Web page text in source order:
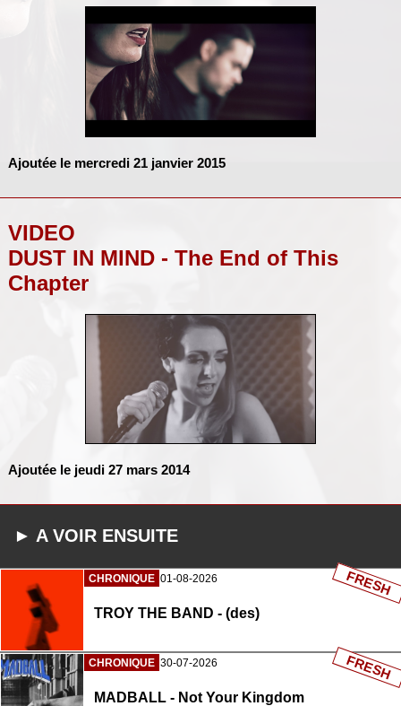
Ajoutée le mercredi 21 janvier 2015
VIDEO
DUST IN MIND - The End of This
Chapter
Ajoutée le jeudi 27 mars 2014
► A VOIR ENSUITE
CHRONIQUE 01-08-2026
TROY THE BAND - (des)
FRESH
CHRONIQUE 30-07-2026
MADBALL - Not Your Kingdom
FRESH